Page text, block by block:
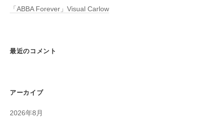
「ABBA Forever」Visual Carlow
最近のコメント
アーカイブ
2026年8月